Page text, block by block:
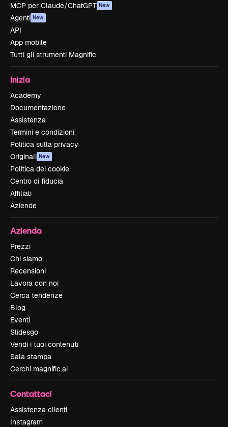
MCP per Claude/ChatGPT New
Agenti New
API
App mobile
Tutti gli strumenti Magnific
Inizia
Academy
Documentazione
Assistenza
Termini e condizioni
Politica sulla privacy
Originali New
Politica dei cookie
Centro di fiducia
Affiliati
Aziende
Azienda
Prezzi
Chi siamo
Recensioni
Lavora con noi
Cerca tendenze
Blog
Eventi
Slidesgo
Vendi i tuoi contenuti
Sala stampa
Cerchi magnific.ai
Contattaci
Assistenza clienti
Instagram